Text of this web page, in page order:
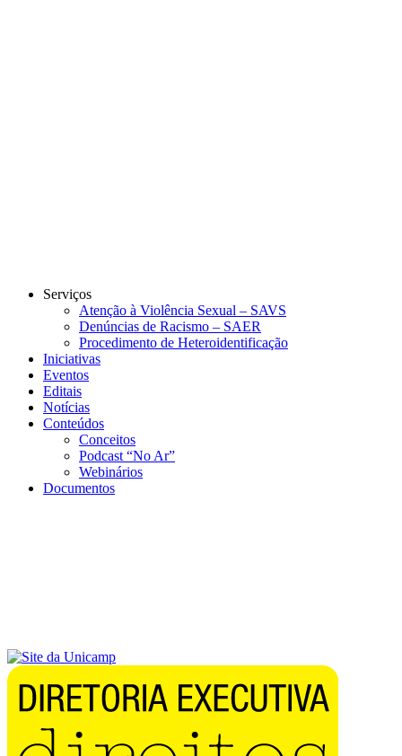
Serviços
Atenção à Violência Sexual – SAVS
Denúncias de Racismo – SAER
Procedimento de Heteroidentificação
Iniciativas
Eventos
Editais
Notícias
Conteúdos
Conceitos
Podcast “No Ar”
Webinários
Documentos